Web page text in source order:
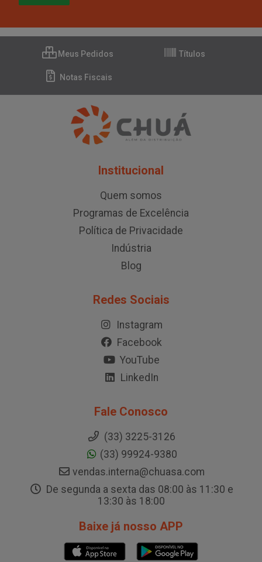
Meus Pedidos Títulos
Notas Fiscais
Institucional
Quem somos
Programas de Excelência
Política de Privacidade
Indústria
Blog
Redes Sociais
Instagram
Facebook
YouTube
LinkedIn
Fale Conosco
(33) 3225-3126
(33) 99924-9380
vendas.interna@chuasa.com
De segunda a sexta das 08:00 às 11:30 e
13:30 às 18:00
Baixe já nosso APP